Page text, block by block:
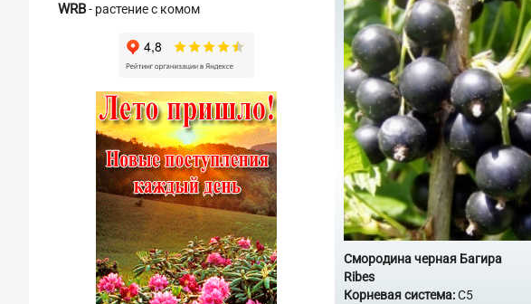
WRB- растение с комом
Смородина черная Багира
Ribes
Корневая система:С5